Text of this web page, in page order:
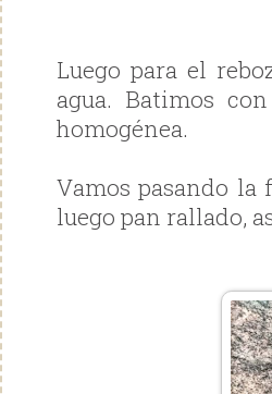
Luego para el
agua. Batimos
homogénea.
Vamos pasando
luego pan rallado,